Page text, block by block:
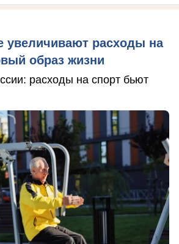
увеличивают расходы на
образ жизни
расходы на спорт бьют